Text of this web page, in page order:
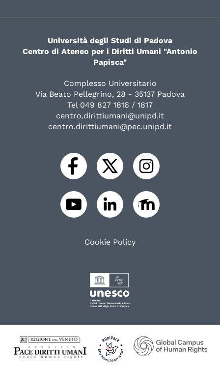
Università degli Studi di Padova
Centro di Ateneo per i Diritti Umani "Antonio
Papisca"
Complesso Universitario
Via Beato Pellegrino, 28 - 35137 Padova
Tel 049 827 1816 / 1817
centro.dirittiumani@unipd.it
centro.dirittiumani@pec.unipd.it
Cookie Policy